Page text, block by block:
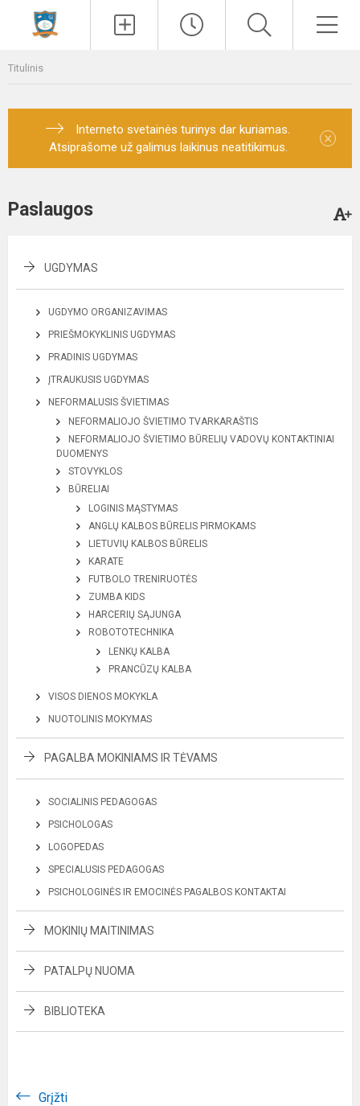
Titulinis
Interneto svetainės turinys dar kuriamas.
Atsiprašome už galimus laikinus neatitikimus.
×
Paslaugos
UGDYMAS
UGDYMO ORGANIZAVIMAS
PRIEŠMOKYKLINIS UGDYMAS
PRADINIS UGDYMAS
ĮTRAUKUSIS UGDYMAS
NEFORMALUSIS ŠVIETIMAS
NEFORMALIOJO ŠVIETIMO TVARKARAŠTIS
NEFORMALIOJO ŠVIETIMO BŪRELIŲ VADOVŲ KONTAKTINIAI
DUOMENYS
STOVYKLOS
BŪRELIAI
LOGINIS MĄSTYMAS
ANGLŲ KALBOS BŪRELIS PIRMOKAMS
LIETUVIŲ KALBOS BŪRELIS
KARATE
FUTBOLO TRENIRUOTĖS
ZUMBA KIDS
HARCERIŲ SĄJUNGA
ROBOTOTECHNIKA
LENKŲ KALBA
PRANCŪZŲ KALBA
VISOS DIENOS MOKYKLA
NUOTOLINIS MOKYMAS
PAGALBA MOKINIAMS IR TĖVAMS
SOCIALINIS PEDAGOGAS
PSICHOLOGAS
LOGOPEDAS
SPECIALUSIS PEDAGOGAS
PSICHOLOGINĖS IR EMOCINĖS PAGALBOS KONTAKTAI
MOKINIŲ MAITINIMAS
PATALPŲ NUOMA
BIBLIOTEKA
Grįžti